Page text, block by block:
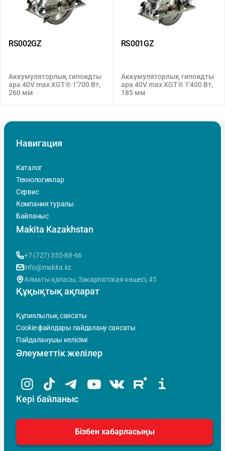
RS002GZ
Аккумуляторлық гипоидты
ара 40V max XGT® 1'700 Вт,
260 мм
RS001GZ
Аккумуляторлық гипоидты
ара 40V max XGT® 1'400 Вт,
185 мм
Навигация
Каталог
Технологиялар
Сервис
Компания туралы
Байланыс
Makita Kazakhstan
+7 (727) 355-88-66
info@makita.kz
Алматы қаласы, Закарпатская көшесi, 45
Құқықтық ақпарат
Құпиялылық саясаты
Cookie файлдары пайдалану саясаты
Пайдаланушы келісімі
Әлеуметтік желілер
Кері байланыс
Бізбен хабарласыңы